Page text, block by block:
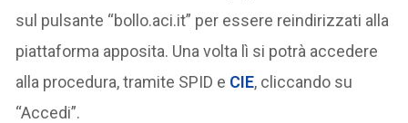
sul pulsante “bollo.aci.it” per essere reindirizzati alla
piattaforma apposita. Una volta lì si potrà accedere
alla procedura, tramite SPID e CIE, cliccando su
“Accedi”.